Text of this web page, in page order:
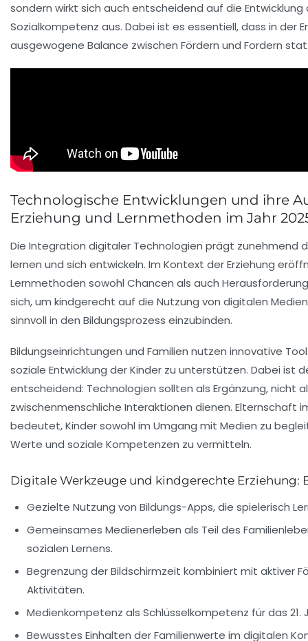
sondern wirkt sich auch entscheidend auf die Entwicklung
Sozialkompetenz aus. Dabei ist es essentiell, dass in der
ausgewogene Balance zwischen Fördern und Fordern
Technologische Entwicklungen und ihre
Erziehung und Lernmethoden im Jahr
Die Integration digitaler Technologien prägt zunehmend
lernen und sich entwickeln. Im Kontext der Erziehung
Lernmethoden sowohl Chancen als auch
sich, um kindgerecht auf die Nutzung von digitalen
sinnvoll in den Bildungsprozess einzubinden.
Bildungseinrichtungen und Familien nutzen innovative
soziale Entwicklung der Kinder zu unterstützen. Dabei ist
entscheidend: Technologien sollten als Ergänzung, nicht
zwischenmenschliche Interaktionen dienen. Elternschaft
bedeutet, Kinder sowohl im Umgang mit Medien zu
Werte und soziale Kompetenzen zu vermitteln.
Digitale Werkzeuge und kindgerechte Erziehung:
Gezielte Nutzung von Bildungs-Apps, die spielerisch
Gemeinsames Medienerleben als Teil des
sozialen Lernens.
Begrenzung der Bildschirmzeit kombiniert mit aktiver
Aktivitäten.
Medienkompetenz als Schlüsselkompetenz für das 21.
Bewusstes Einhalten der Familienwerte im digitalen